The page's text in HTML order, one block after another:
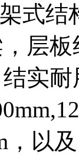
式结
层
实
，以